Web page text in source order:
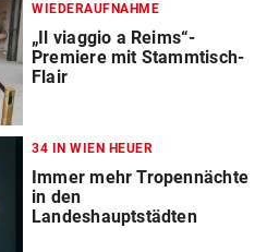
WIEDERAUFNAHME
„Il viaggio a Reims“-
Premiere mit Stammtisch-
Flair
34 IN WIEN HEUER
Immer mehr Tropennächte
in den
Landeshauptstädten